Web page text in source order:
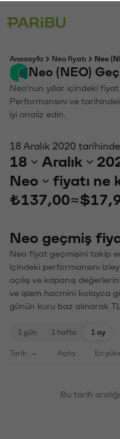
Anasayfa Neo fiyatı Neo
Neo (NEO)
Neo'nun yıllar içindeki
Performansını ve
iyi analiz edin.
18 Aralık 2020
18 Aralık
Neo
fiyatı ne
₺137,00≈
Neo geçmiş
Neo fiyat geçmişini takip
içindeki performansını
açılış ve kapanış
ve işlem hacmini kolayca
günün kuru baz alınarak
1 gün 1 hafta 1 ay
Tarih Açılış En
Bu tarih